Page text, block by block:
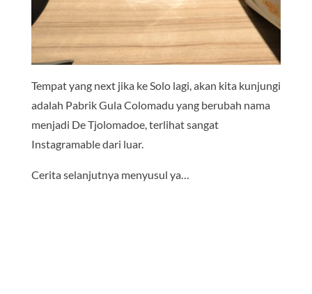
Tempat yang next jika ke Solo lagi, akan kita kunjungi
adalah Pabrik Gula Colomadu yang berubah nama
menjadi De Tjolomadoe, terlihat sangat
Instagramable dari luar.
Cerita selanjutnya menyusul ya…